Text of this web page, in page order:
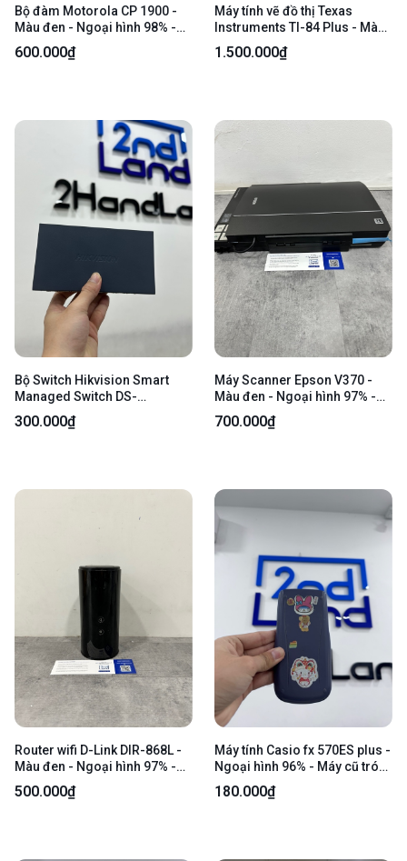
Bộ đàm Motorola CP 1900 -
Màu đen - Ngoại hình 98% -
Kèm box + Dock sạc
600.000₫
Máy tính vẽ đồ thị Texas
Instruments TI-84 Plus - Màu
đen - Ngoại hình: 97% - Xước
lưng - Body
1.500.000₫
Bộ Switch Hikvision Smart
Managed Switch DS-
3E1309P-EI/M - Màu xám -
Ngoại hình 98% - Fullbox
300.000₫
Máy Scanner Epson V370 -
Màu đen - Ngoại hình 97% -
Kèm nguồn
700.000₫
Router wifi D-Link DIR-868L -
Màu đen - Ngoại hình 97% -
Kèm nguồn
500.000₫
Máy tính Casio fx 570ES plus -
Ngoại hình 96% - Máy cũ tróc
sơn, dính sticker nhiều - Body
180.000₫